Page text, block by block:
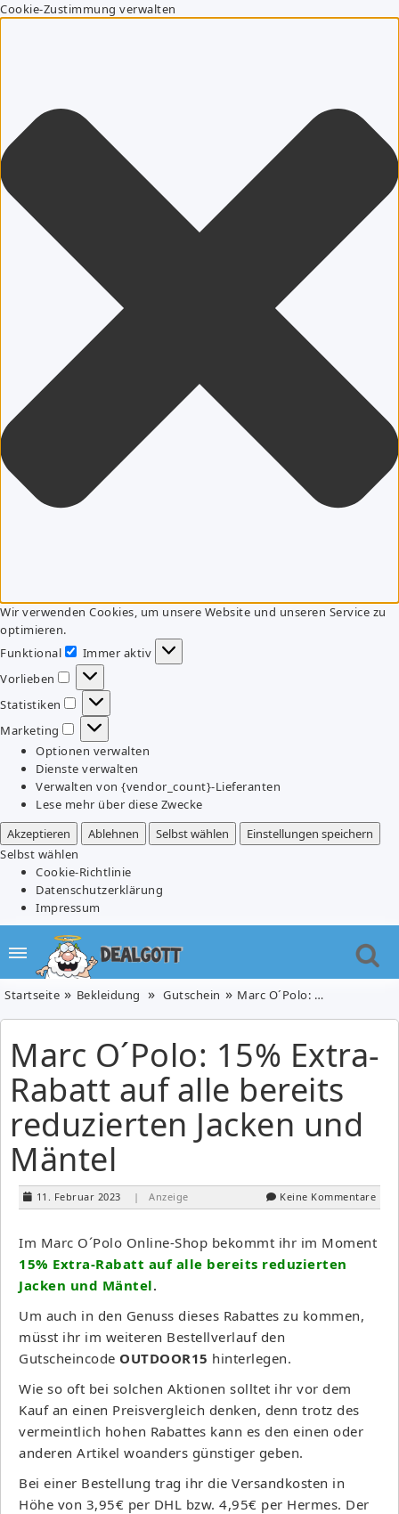
Cookie-Zustimmung verwalten
Wir verwenden Cookies, um unsere Website und unseren Service zu
optimieren.
Funktional
Funktional
Immer aktiv
Vorlieben
Vorlieben
Statistiken
Statistiken
Marketing
Marketing
Optionen verwalten
Dienste verwalten
Verwalten von {vendor_count}-Lieferanten
Lese mehr über diese Zwecke
Akzeptieren
Ablehnen Selbst wählen
Einstellungen speichern
Selbst wählen
Cookie-Richtlinie
Datenschutzerklärung
Impressum
Startseite Bekleidung Gutschein Marc O´Polo: 15% Extra-Rabatt auf alle bereits reduzierten Jacken und Mäntel
Marc O´Polo: 15% Extra-
Rabatt auf alle bereits
reduzierten Jacken und
Mäntel
11. Februar 2023 | Anzeige Keine Kommentare
Im Marc O´Polo Online-Shop bekommt ihr im Moment
15% Extra-Rabatt auf alle bereits reduzierten
Jacken und Mäntel.
Um auch in den Genuss dieses Rabattes zu kommen,
müsst ihr im weiteren Bestellverlauf den
Gutscheincode OUTDOOR15 hinterlegen.
Wie so oft bei solchen Aktionen solltet ihr vor dem
Kauf an einen Preisvergleich denken, denn trotz des
vermeintlich hohen Rabattes kann es den einen oder
anderen Artikel woanders günstiger geben.
Bei einer Bestellung trag ihr die Versandkosten in
Höhe von 3,95€ per DHL bzw. 4,95€ per Hermes. Der